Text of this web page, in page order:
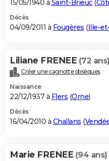
15/05/1940 à Saint-Brieuc(
Décès
04/09/2011 à Fougères (Ille-
Liliane FRENEE (72 ans)
Créer une cagnotte obsèques
Naissance
22/12/1937 à Flers (Orne)
Décès
16/04/2010 à Challans (
Marie FRENEE (94 ans)